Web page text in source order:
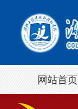
网站首页